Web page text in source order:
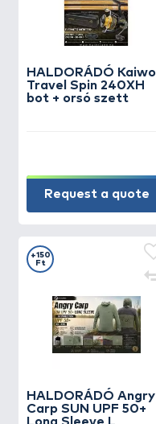
HALDORÁDÓ Kaiwo
Travel Spin 240XH
bot + orsó szett
Request a quote
HALDORÁDÓ Angry
Carp SUN UPF 50+
+150
Ft